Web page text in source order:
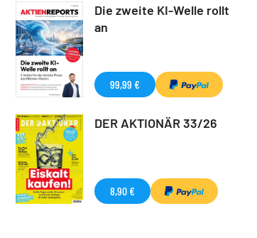
Die zweite KI-Welle rollt
an
99,99 €
DER AKTIONÄR 33/26
8,90 €